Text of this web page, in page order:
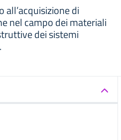
all’acquisizione di
nel campo dei materiali
dei sistemi